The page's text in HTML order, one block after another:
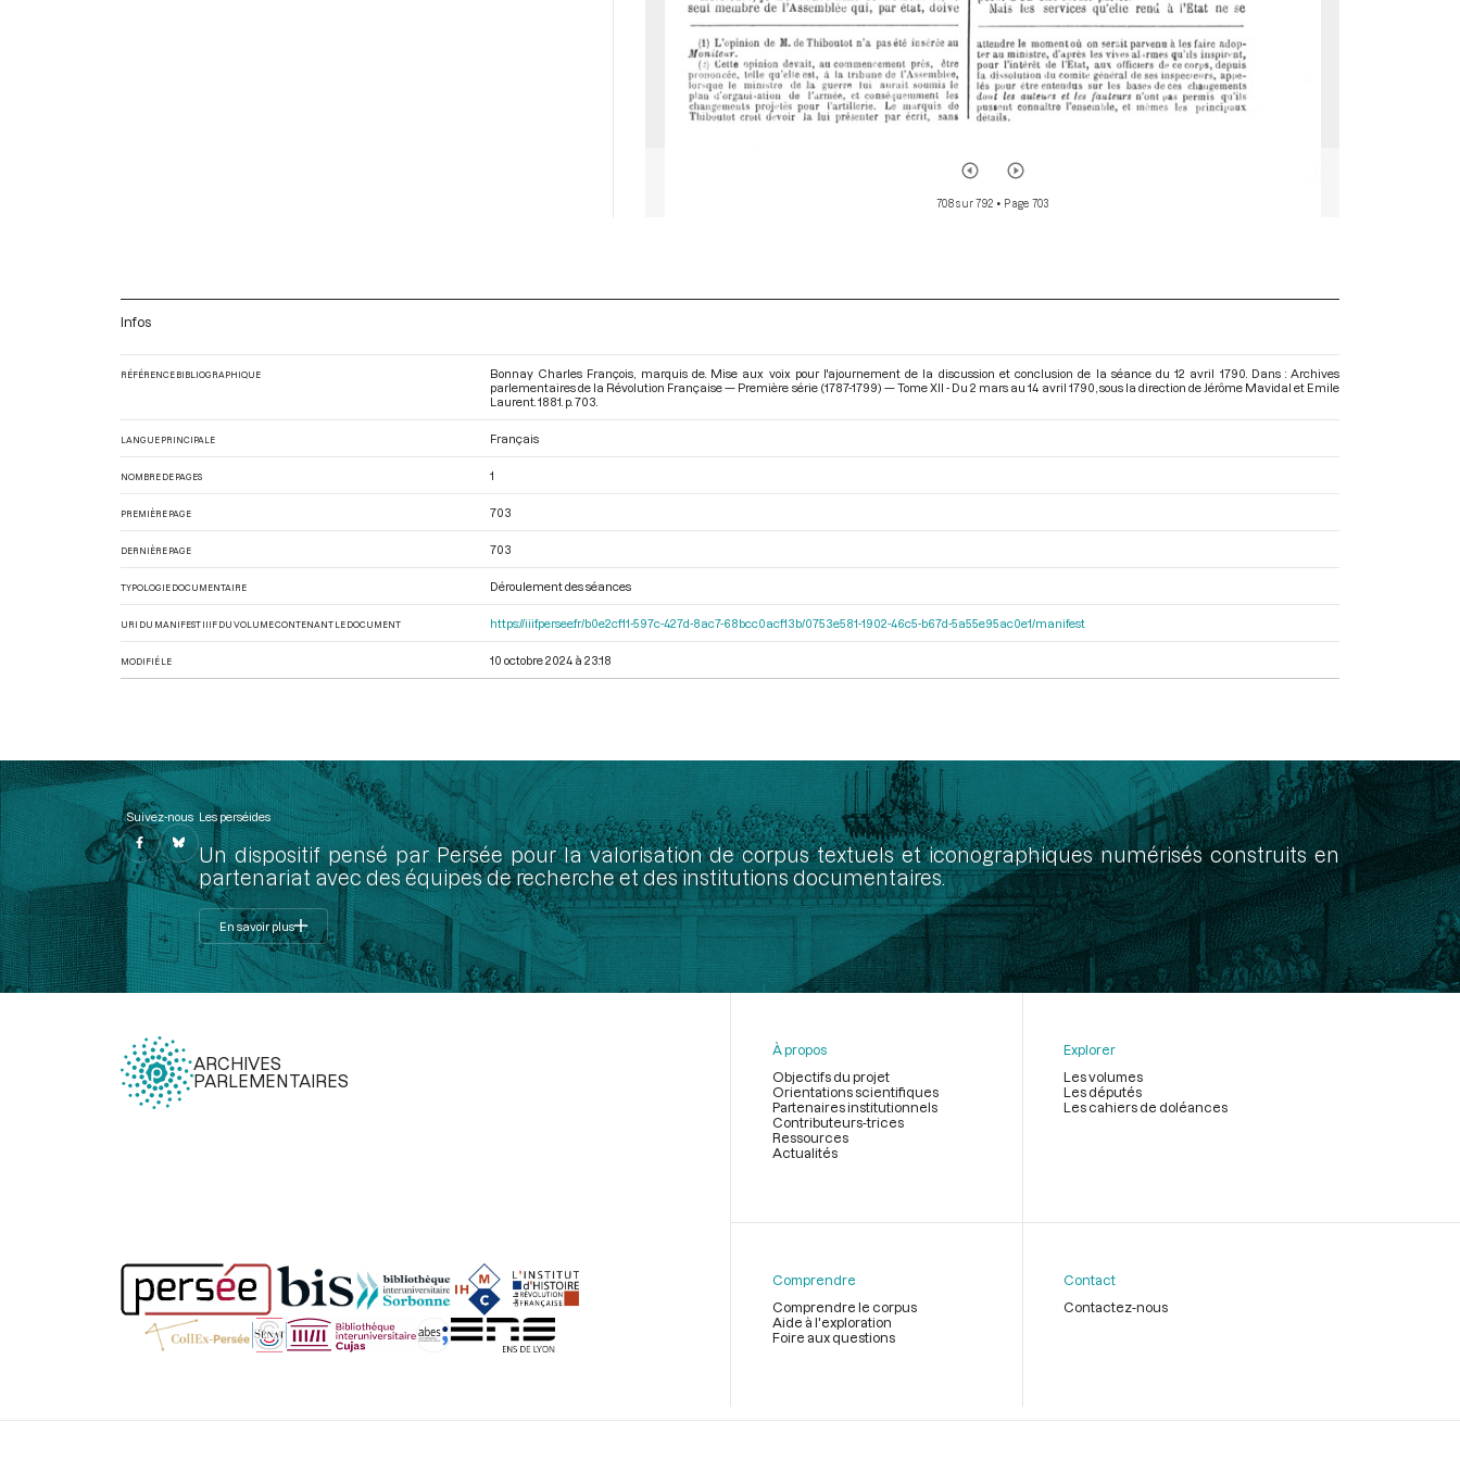
708 sur 792 • Page 703
Infos
RÉFÉRENCE BIBLIOGRAPHIQUE
Bonnay Charles François, marquis de. Mise aux voix pour l'ajournement de la discussion et conclusion de la séance du 12 avril 1790. Dans : Archives
parlementaires de la Révolution Française — Première série (1787-1799) — Tome XII - Du 2 mars au 14 avril 1790 , sous la direction de Jérôme Mavidal et Emile
Laurent. 1881. p. 703.
LANGUE PRINCIPALE Français
NOMBRE DE PAGES 1
PREMIÈRE PAGE 703
DERNIÈRE PAGE 703
TYPOLOGIE DOCUMENTAIRE Déroulement des séances
URI DU MANIFEST IIIF DU VOLUME CONTENANT LE DOCUMENT https://iiif.persee.fr/b0e2cf11-597c-427d-8ac7-68bcc0acf13b/0753e581-1902-46c5-b67d-5a55e95ac0e1/manifest
MODIFIÉ LE 10 octobre 2024 à 23:18
Suivez-nous Les perséides
Un dispositif pensé par Persée pour la valorisation de corpus textuels et iconographiques numérisés construits en
partenariat avec des équipes de recherche et des institutions documentaires.
En savoir plus
ARCHIVES
PARLEMENTAIRES
page
À propos
Objectifs du projet
Orientations scientifiques
Partenaires institutionnels
Contributeurs-trices
Ressources
Actualités
Explorer
Les volumes
Les députés
Les cahiers de doléances
Comprendre
Comprendre le corpus
Aide à l'exploration
Foire aux questions
Contact
Contactez-nous
Légal